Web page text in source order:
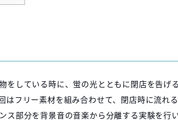
をしている時に、蛍の光とともに閉店を告げ
はフリー素材を組み合わせて、閉店時に流れ
部分を背景音の音楽から分離する実験を行い